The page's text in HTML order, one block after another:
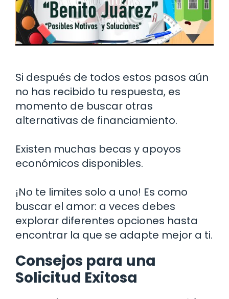
Si después de todos estos pasos aún
no has recibido tu respuesta, es
momento de buscar otras
alternativas de financiamiento.
Existen muchas becas y apoyos
económicos disponibles.
¡No te limites solo a uno! Es como
buscar el amor: a veces debes
explorar diferentes opciones hasta
encontrar la que se adapte mejor a ti.
Consejos para una
Solicitud Exitosa